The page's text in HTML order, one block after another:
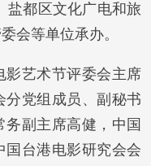
盐都区文化广电和旅
会等单位承办。
艺术节评委会主席
分党组成员、副秘书
副主席高健，中国
国台港电影研究会会